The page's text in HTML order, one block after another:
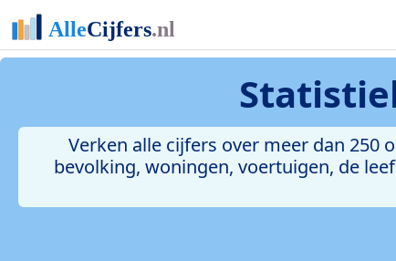
Verken alle cijfers over meer dan 250
bevolking, woningen, voertuigen, de